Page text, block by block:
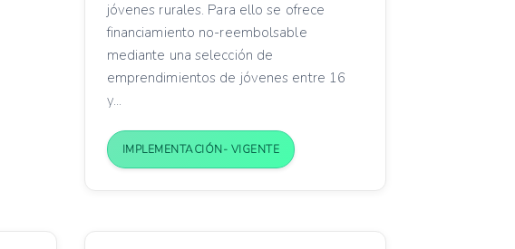
jóvenes rurales. Para ello se ofrece
financiamiento no-reembolsable
mediante una selección de
emprendimientos de jóvenes entre 16
y...
IMPLEMENTACIÓN- VIGENTE